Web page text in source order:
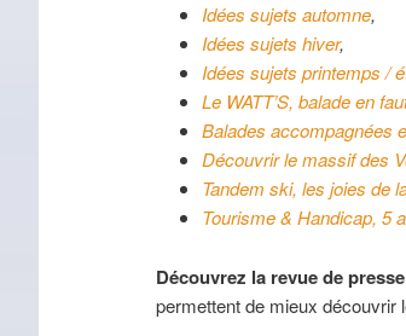
Idées sujets automne,
Idées sujets hiver,
Idées sujets printemps /
Le WATT’S, balade en
Balades accompagnées
Découvrir le massif des
Tandem ski, les joies de
Tourisme & Handicap, 5
Découvrez la revue de
permettent de mieux découvrir